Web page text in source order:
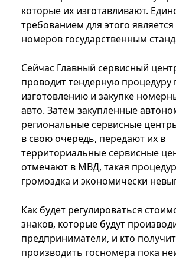
которые их изготавливают.
требованием для этого
номеров государственным
Сейчас Главный сервисный
проводит тендерную процедуру
изготовлению и закупке
авто. Затем закупленные
региональные сервисные
в свою очередь, передают их в
территориальные сервисные
отмечают в МВД, такая
громоздка и экономически
Как будет регулироваться
знаков, которые будут
предприниматели, и кто
производить госномера пока